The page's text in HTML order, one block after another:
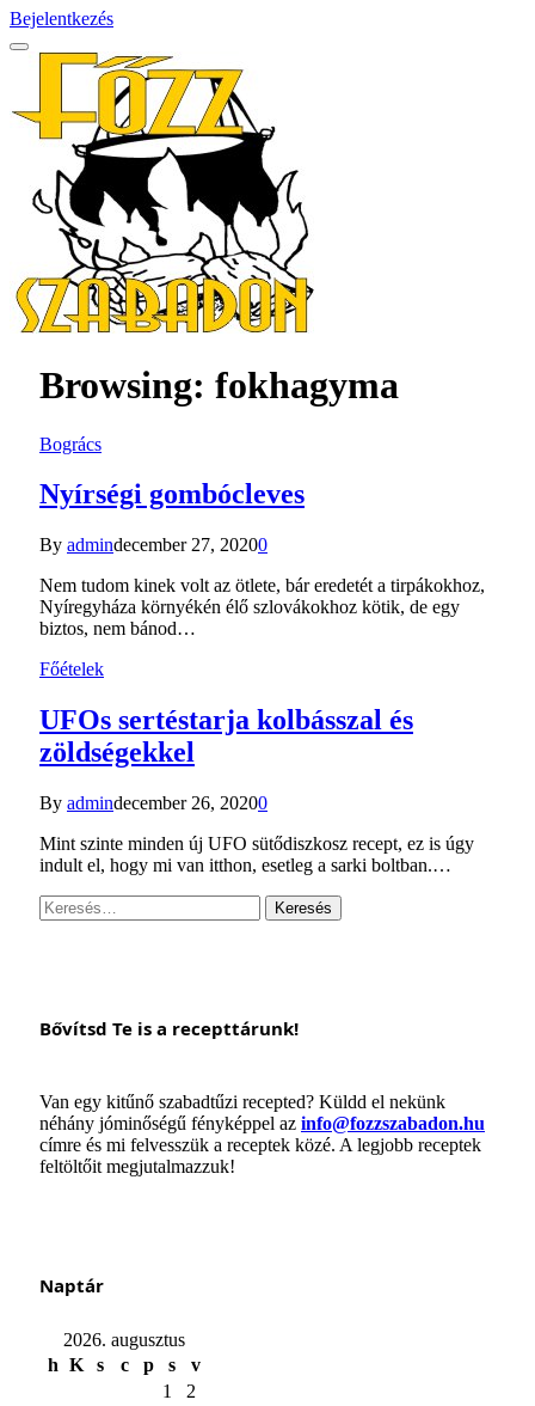
Bejelentkezés
Browsing: fokhagyma
Bogrács
Nyírségi gombócleves
By admindecember 27, 20200
Nem tudom kinek volt az ötlete, bár eredetét a tirpákokhoz,
Nyíregyháza környékén élő szlovákokhoz kötik, de egy
biztos, nem bánod…
Főételek
UFOs sertéstarja kolbásszal és
zöldségekkel
By admindecember 26, 20200
Mint szinte minden új UFO sütődiszkosz recept, ez is úgy
indult el, hogy mi van itthon, esetleg a sarki boltban.…
Keresés:
Bővítsd Te is a recepttárunk!
Van egy kitűnő szabadtűzi recepted? Küldd el nekünk
néhány jóminőségű fényképpel az info@fozzszabadon.hu
címre és mi felvesszük a receptek közé. A legjobb receptek
feltöltőit megjutalmazzuk!
Naptár
2026. augusztus
h K s c p s
v
1
2